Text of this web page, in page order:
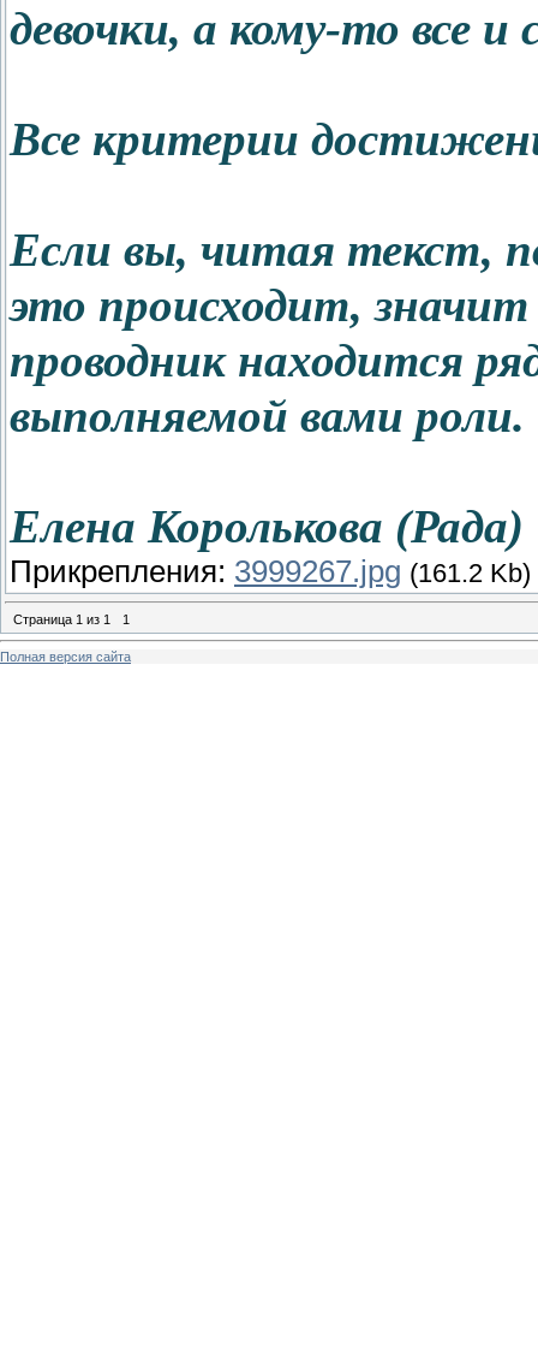
девочки, а кому-то все и
Все критерии
Если вы, читая текст,
это происходит,
проводник находится
выполняемой вами роли.
Елена Королькова (Рада)
Прикрепления: 3999267.jpg (161.2 Kb)
Страница 1 из 1 1
Полная версия сайта